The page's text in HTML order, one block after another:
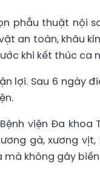
phẫu thuật nội
an toàn, khâu
khi kết thúc ca
lợi. Sau 6 ngày
Bệnh viện Đa
gà, xương
không gây